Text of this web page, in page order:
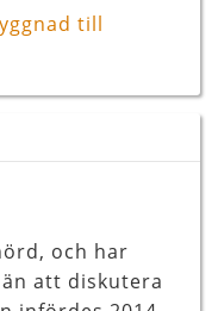
till
och har
att diskutera